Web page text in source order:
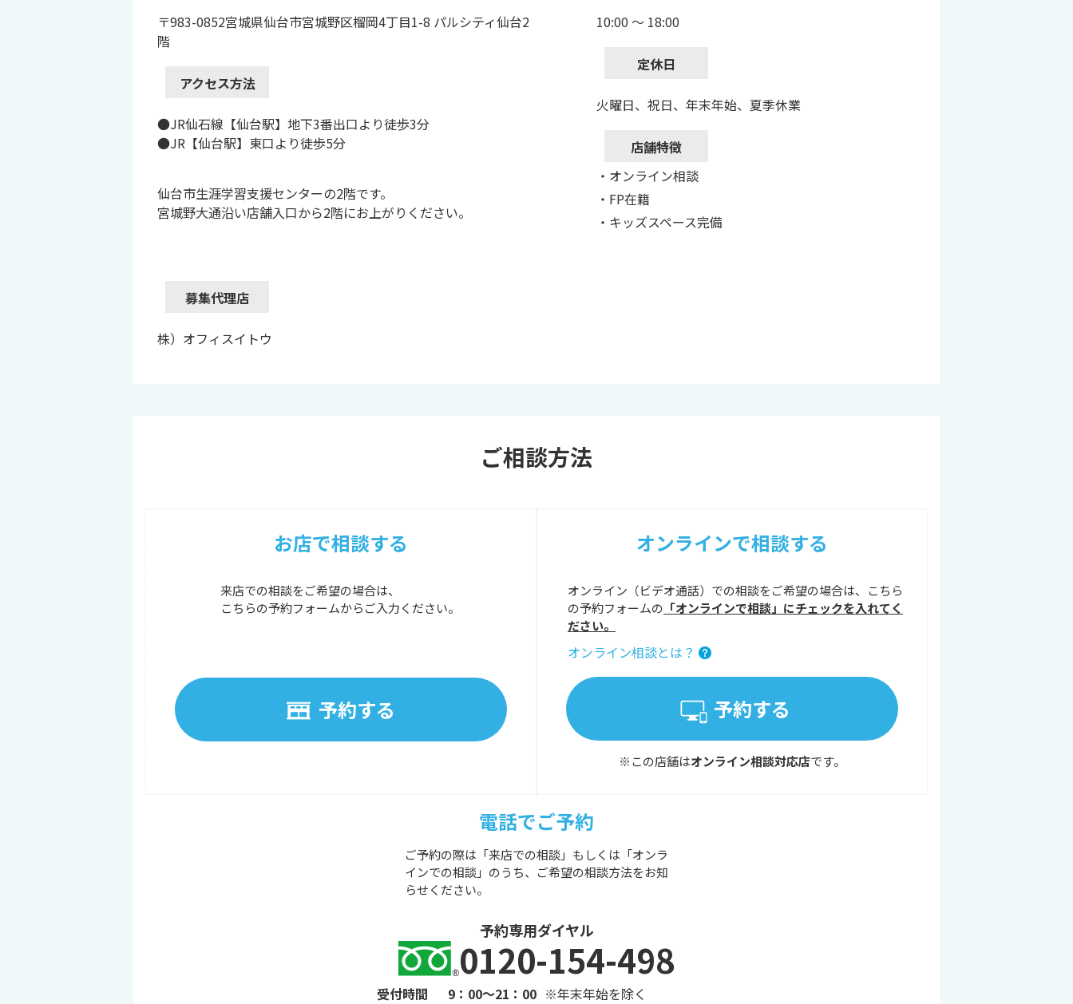
〒983-0852宮城県仙台市宮城野区榴岡4丁目1-8 パルシティ仙台2
階
アクセス方法
●JR仙石線【仙台駅】地下3番出口より徒歩3分
●JR【仙台駅】東口より徒歩5分
仙台市生涯学習支援センターの2階です。
宮城野大通沿い店舗入口から2階にお上がりください。
募集代理店
株）オフィスイトウ
10:00 ～ 18:00
定休日
火曜日、祝日、年末年始、夏季休業
店舗特徴
・オンライン相談
・FP在籍
・キッズスペース完備
ご相談方法
お店で相談する
来店での相談をご希望の場合は、
こちらの予約フォームからご入力ください。
予約する
オンラインで相談する
オンライン（ビデオ通話）での相談をご希望の場合は、こちら
の予約フォームの 「オンラインで相談」にチェックを入れてく
ださい。
オンライン相談とは？
予約する
※この店舗はオンライン相談対応店です。
電話でご予約
ご予約の際は「来店での相談」もしくは「オンラ
インでの相談」のうち、ご希望の相談方法をお知
らせください。
予約専用ダイヤル
0120-154-498
受付時間 9：00～21：00 ※年末年始を除く